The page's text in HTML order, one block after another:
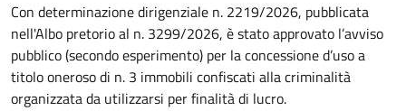
Con determinazione dirigenziale n. 2219/2026, pubblicata
nell'Albo pretorio al n. 3299/2026, è stato approvato l’avviso
pubblico (secondo esperimento) per la concessione d’uso a
titolo oneroso di n. 3 immobili confiscati alla criminalità
organizzata da utilizzarsi per finalità di lucro.